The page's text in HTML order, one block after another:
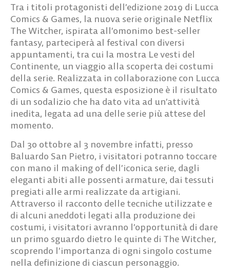
Tra i titoli protagonisti dell’edizione 2019 di Lucca
Comics & Games, la nuova serie originale Netflix
The Witcher, ispirata all’omonimo best-seller
fantasy, parteciperà al festival con diversi
appuntamenti, tra cui la mostra Le vesti del
Continente, un viaggio alla scoperta dei costumi
della serie. Realizzata in collaborazione con Lucca
Comics & Games, questa esposizione è il risultato
di un sodalizio che ha dato vita ad un’attività
inedita, legata ad una delle serie più attese del
momento.
Dal 30 ottobre al 3 novembre infatti, presso
Baluardo San Pietro, i visitatori potranno toccare
con mano il making of dell’iconica serie, dagli
eleganti abiti alle possenti armature, dai tessuti
pregiati alle armi realizzate da artigiani.
Attraverso il racconto delle tecniche utilizzate e
di alcuni aneddoti legati alla produzione dei
costumi, i visitatori avranno l’opportunità di dare
un primo sguardo dietro le quinte di The Witcher,
scoprendo l’importanza di ogni singolo costume
nella definizione di ciascun personaggio.